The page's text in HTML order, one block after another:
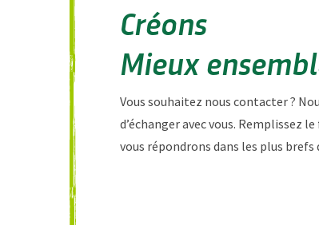
Créons
Mieux
Vous souhaitez nous contacter ?
d’échanger avec vous. Remplissez
vous répondrons dans les plus brefs